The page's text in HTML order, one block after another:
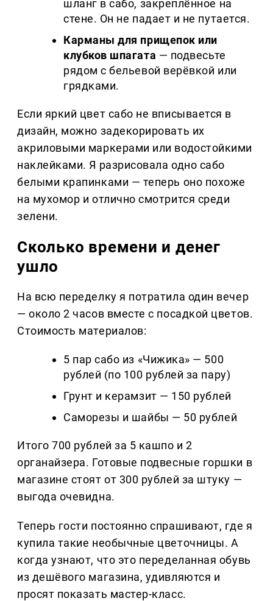
шланг в сабо, закреплённое на
стене. Он не падает и не путается.
Карманы для прищепок или
клубков шпагата — подвесьте
рядом с бельевой верёвкой или
грядками.
Если яркий цвет сабо не вписывается в
дизайн, можно задекорировать их
акриловыми маркерами или водостойкими
наклейками. Я разрисовала одно сабо
белыми крапинками — теперь оно похоже
на мухомор и отлично смотрится среди
зелени.
Сколько времени и денег
ушло
На всю переделку я потратила один вечер
— около 2 часов вместе с посадкой цветов.
Стоимость материалов:
5 пар сабо из «Чижика» — 500
рублей (по 100 рублей за пару)
Грунт и керамзит — 150 рублей
Саморезы и шайбы — 50 рублей
Итого 700 рублей за 5 кашпо и 2
органайзера. Готовые подвесные горшки в
магазине стоят от 300 рублей за штуку —
выгода очевидна.
Теперь гости постоянно спрашивают, где я
купила такие необычные цветочницы. А
когда узнают, что это переделанная обувь
из дешёвого магазина, удивляются и
просят показать мастер-класс.